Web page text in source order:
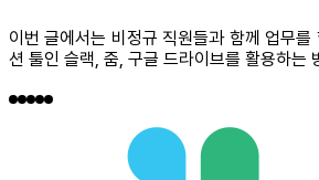
이번 글에서는 비정규 직원들과 함께 업무를
션 툴인 슬랙, 줌, 구글 드라이브를 활용하는